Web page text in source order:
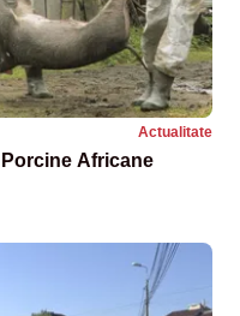
Actualitate
Africane